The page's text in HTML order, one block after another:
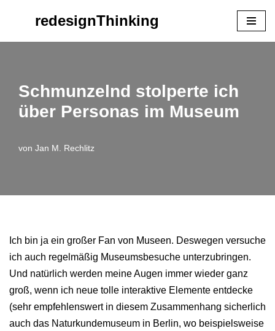
redesignThinking
Schmunzelnd stolperte ich
über Personas im Museum
von Jan M. Rechlitz
Ich bin ja ein großer Fan von Museen. Deswegen versuche
ich auch regelmäßig Museumsbesuche unterzubringen.
Und natürlich werden meine Augen immer wieder ganz
groß, wenn ich neue tolle interaktive Elemente entdecke
(sehr empfehlenswert in diesem Zusammenhang sicherlich
auch das Naturkundemuseum in Berlin, wo beispielsweise